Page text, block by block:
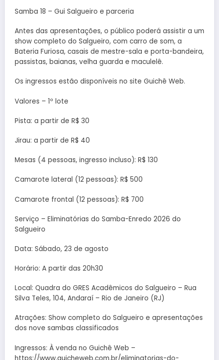
Samba 18 – Gui Salgueiro e parceria
Antes das apresentações, o público poderá assistir a um
show completo do Salgueiro, com carro de som, a
Bateria Furiosa, casais de mestre-sala e porta-bandeira,
passistas, baianas, velha guarda e maculelê.
Os ingressos estão disponíveis no site Guichê Web.
Valores – 1º lote
Pista: a partir de R$ 30
Jirau: a partir de R$ 40
Mesas (4 pessoas, ingresso incluso): R$ 130
Camarote lateral (12 pessoas): R$ 500
Camarote frontal (12 pessoas): R$ 700
Serviço – Eliminatórias do Samba-Enredo 2026 do
Salgueiro
Data: Sábado, 23 de agosto
Horário: A partir das 20h30
Local: Quadra do GRES Acadêmicos do Salgueiro – Rua
Silva Teles, 104, Andaraí – Rio de Janeiro (RJ)
Atrações: Show completo do Salgueiro e apresentações
dos nove sambas classificados
Ingressos: À venda no Guichê Web –
https://www.guicheweb.com.br/eliminatorias-do-